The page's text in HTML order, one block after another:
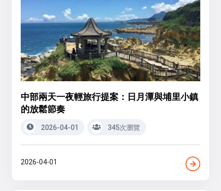
中部兩天一夜輕旅行提案：日月潭與埔里小鎮
的放鬆節奏
2026-04-01 345次瀏覽
2026-04-01